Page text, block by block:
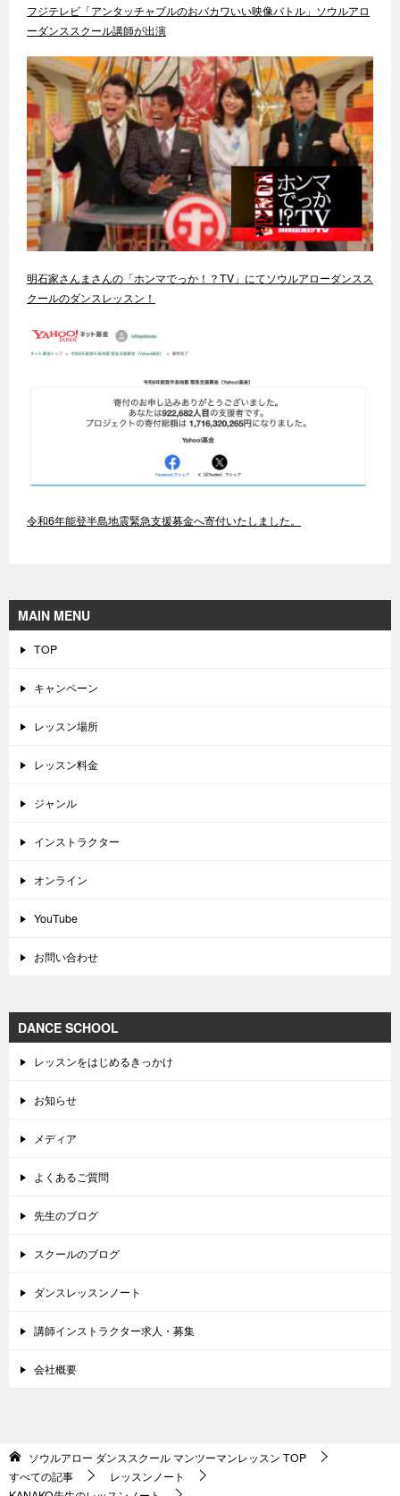
フジテレビ「アンタッチャブルのおバカワいい映像バトル」ソウルアロ
ーダンススクール講師が出演
明石家さんまさんの「ホンマでっか！？TV」にてソウルアローダンスス
クールのダンスレッスン！
令和6年能登半島地震緊急支援募金へ寄付いたしました。
MAIN MENU
TOP
キャンペーン
レッスン場所
レッスン料金
ジャンル
インストラクター
オンライン
YouTube
お問い合わせ
DANCE SCHOOL
レッスンをはじめるきっかけ
お知らせ
メディア
よくあるご質問
先生のブログ
スクールのブログ
ダンスレッスンノート
講師インストラクター求人・募集
会社概要
ソウルアロー ダンススクール マンツーマンレッスン TOP
すべての記事
レッスンノート